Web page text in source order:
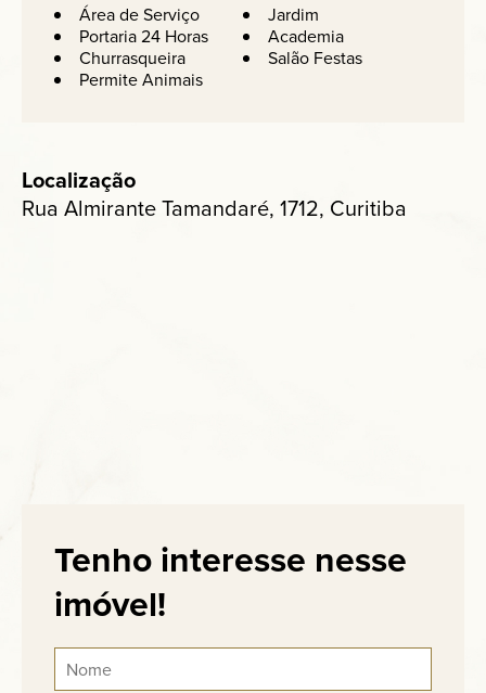
Área de Serviço
Jardim
Portaria 24 Horas
Academia
Churrasqueira
Salão Festas
Permite Animais
Localização
Rua Almirante Tamandaré, 1712, Curitiba
Tenho interesse nesse
imóvel!